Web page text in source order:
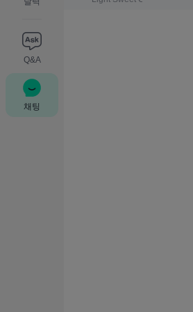
Q&A
채팅